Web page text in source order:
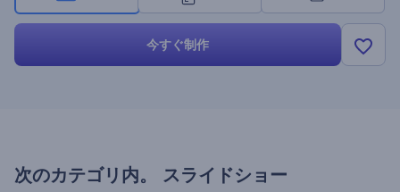
今すぐ制作
次のカテゴリ内。 スライドショー